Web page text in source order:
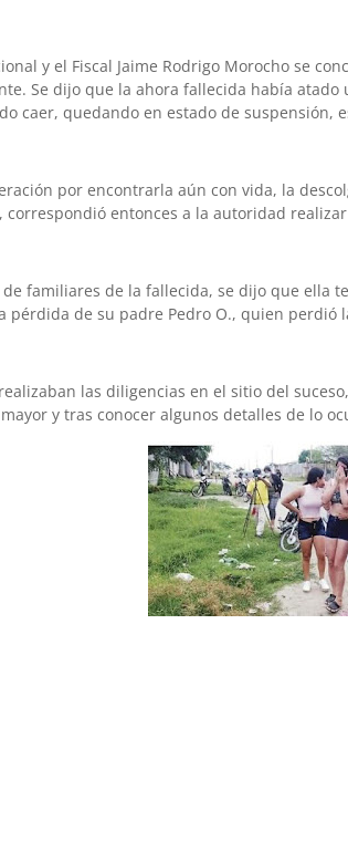
y el Fiscal Jaime Rodrigo Morocho se
Se dijo que la ahora fallecida había
caer, quedando en estado de suspensión,
por encontrarla aún con vida, la
correspondió entonces a la autoridad
de familiares de la fallecida, se dijo que ella
pérdida de su padre Pedro O., quien perdió
las diligencias en el sitio del
y tras conocer algunos detalles de lo